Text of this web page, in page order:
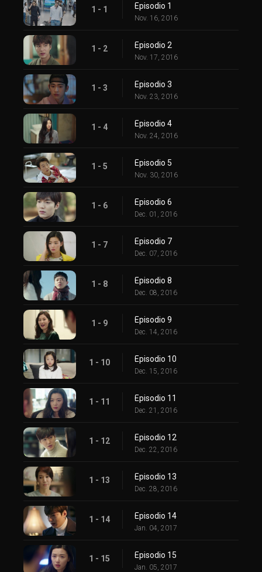
1 - 1 Episodio 1
Nov. 16, 2016
1 - 2 Episodio 2
Nov. 17, 2016
1 - 3 Episodio 3
Nov. 23, 2016
1 - 4 Episodio 4
Nov. 24, 2016
1 - 5 Episodio 5
Nov. 30, 2016
1 - 6 Episodio 6
Dec. 01, 2016
1 - 7 Episodio 7
Dec. 07, 2016
1 - 8 Episodio 8
Dec. 08, 2016
1 - 9 Episodio 9
Dec. 14, 2016
1 - 10 Episodio 10
Dec. 15, 2016
1 - 11 Episodio 11
Dec. 21, 2016
1 - 12 Episodio 12
Dec. 22, 2016
1 - 13 Episodio 13
Dec. 28, 2016
1 - 14 Episodio 14
Jan. 04, 2017
1 - 15 Episodio 15
Jan. 05, 2017